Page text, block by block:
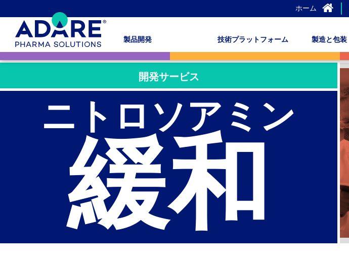
ホーム
製品開発 技術プラットフォーム 製造と包装
開発サービス
ニトロソアミン
緩和